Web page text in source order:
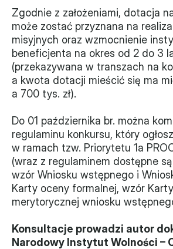
Projekty
XVII forum NGO
Projekt z powiatem
Przystąp
Członkostwo
Procedura
Monitorujemy
Działania z ostatnich lat
Sprawy
Zgodnie z założeniami, dotacja
może zostać przyznana na
misyjnych oraz wzmocnienie
beneficjenta na okres od 2 do 3
(przekazywana w transzach na
a kwota dotacji mieścić się ma
a 700 tys. zł).
Do 01 października br. można
regulaminu konkursu, który
w ramach tzw. Priorytetu 1a
(wraz z regulaminem dostępne
wzór Wniosku wstępnego i
Karty oceny formalnej, wzór
merytorycznej wniosku
Konsultacje prowadzi autor
Narodowy Instytut Wolności –